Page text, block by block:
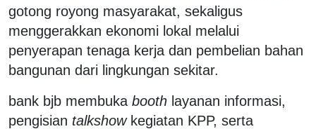
gotong royong masyarakat, sekaligus
menggerakkan ekonomi lokal melalui
penyerapan tenaga kerja dan pembelian bahan
bangunan dari lingkungan sekitar.
bank bjb membuka booth layanan informasi,
pengisian talkshowkegiatan KPP, serta